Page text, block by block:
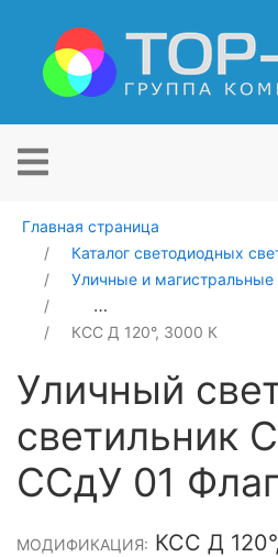
Главная страница
Каталог светодиодных
Уличные и магистральные
Уличный светодиодный
КСС Д 120°, 3000 К
Уличный
светильник
ССдУ 01
МОДИФИКАЦИЯ: КСС Д